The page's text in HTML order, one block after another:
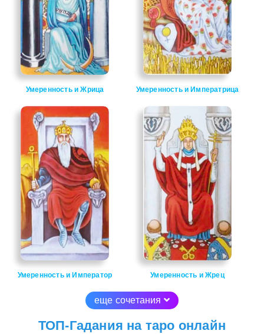
Умеренность и Жрица Умеренность и Императрица
Умеренность и Император Умеренность и Жрец
еще сочетания
ТОП-Гадания на таро онлайн